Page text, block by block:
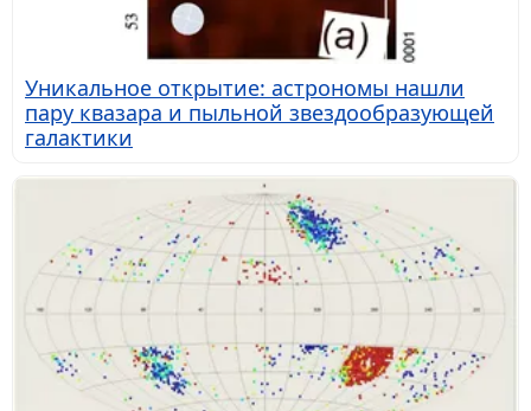
Уникальное открытие: астрономы нашли
пару квазара и пыльной звездообразующей
галактики